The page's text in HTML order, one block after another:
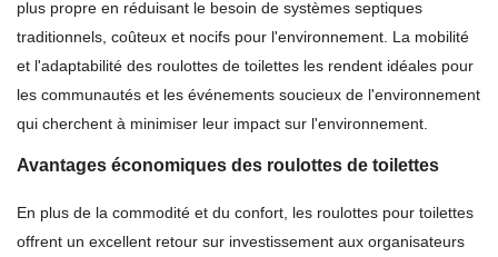
plus propre en réduisant le besoin de systèmes septiques
traditionnels, coûteux et nocifs pour l'environnement. La mobilité
et l'adaptabilité des roulottes de toilettes les rendent idéales pour
les communautés et les événements soucieux de l'environnement
qui cherchent à minimiser leur impact sur l'environnement.
Avantages économiques des roulottes de toilettes
En plus de la commodité et du confort, les roulottes pour toilettes
offrent un excellent retour sur investissement aux organisateurs